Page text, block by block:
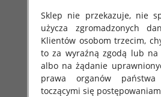
68.00 zł
szczegóły
Sklep nie przekazuje, nie
użycza zgromadzonych
Klientów osobom trzecim,
to za wyraźną zgodą lub na
albo na żądanie
prawa organów
toczącymi się